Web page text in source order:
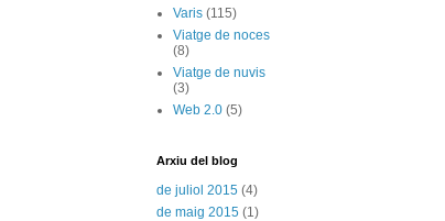
Varis (115)
Viatge de noces
(8)
Viatge de nuvis
(3)
Web 2.0 (5)
Arxiu del blog
de juliol 2015 (4)
de maig 2015 (1)